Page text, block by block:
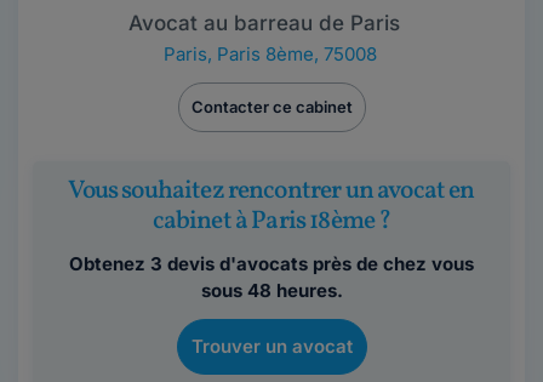
Avocat au barreau de Paris
Paris, Paris 8ème, 75008
Contacter ce cabinet
Vous souhaitez rencontrer un avocat en
cabinet à Paris 18ème ?
Obtenez 3 devis d'avocats près de chez vous
sous 48 heures.
Trouver un avocat